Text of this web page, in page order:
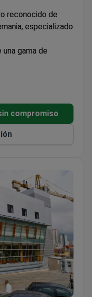
reconocido de
especializado
gama de
con un
compromiso